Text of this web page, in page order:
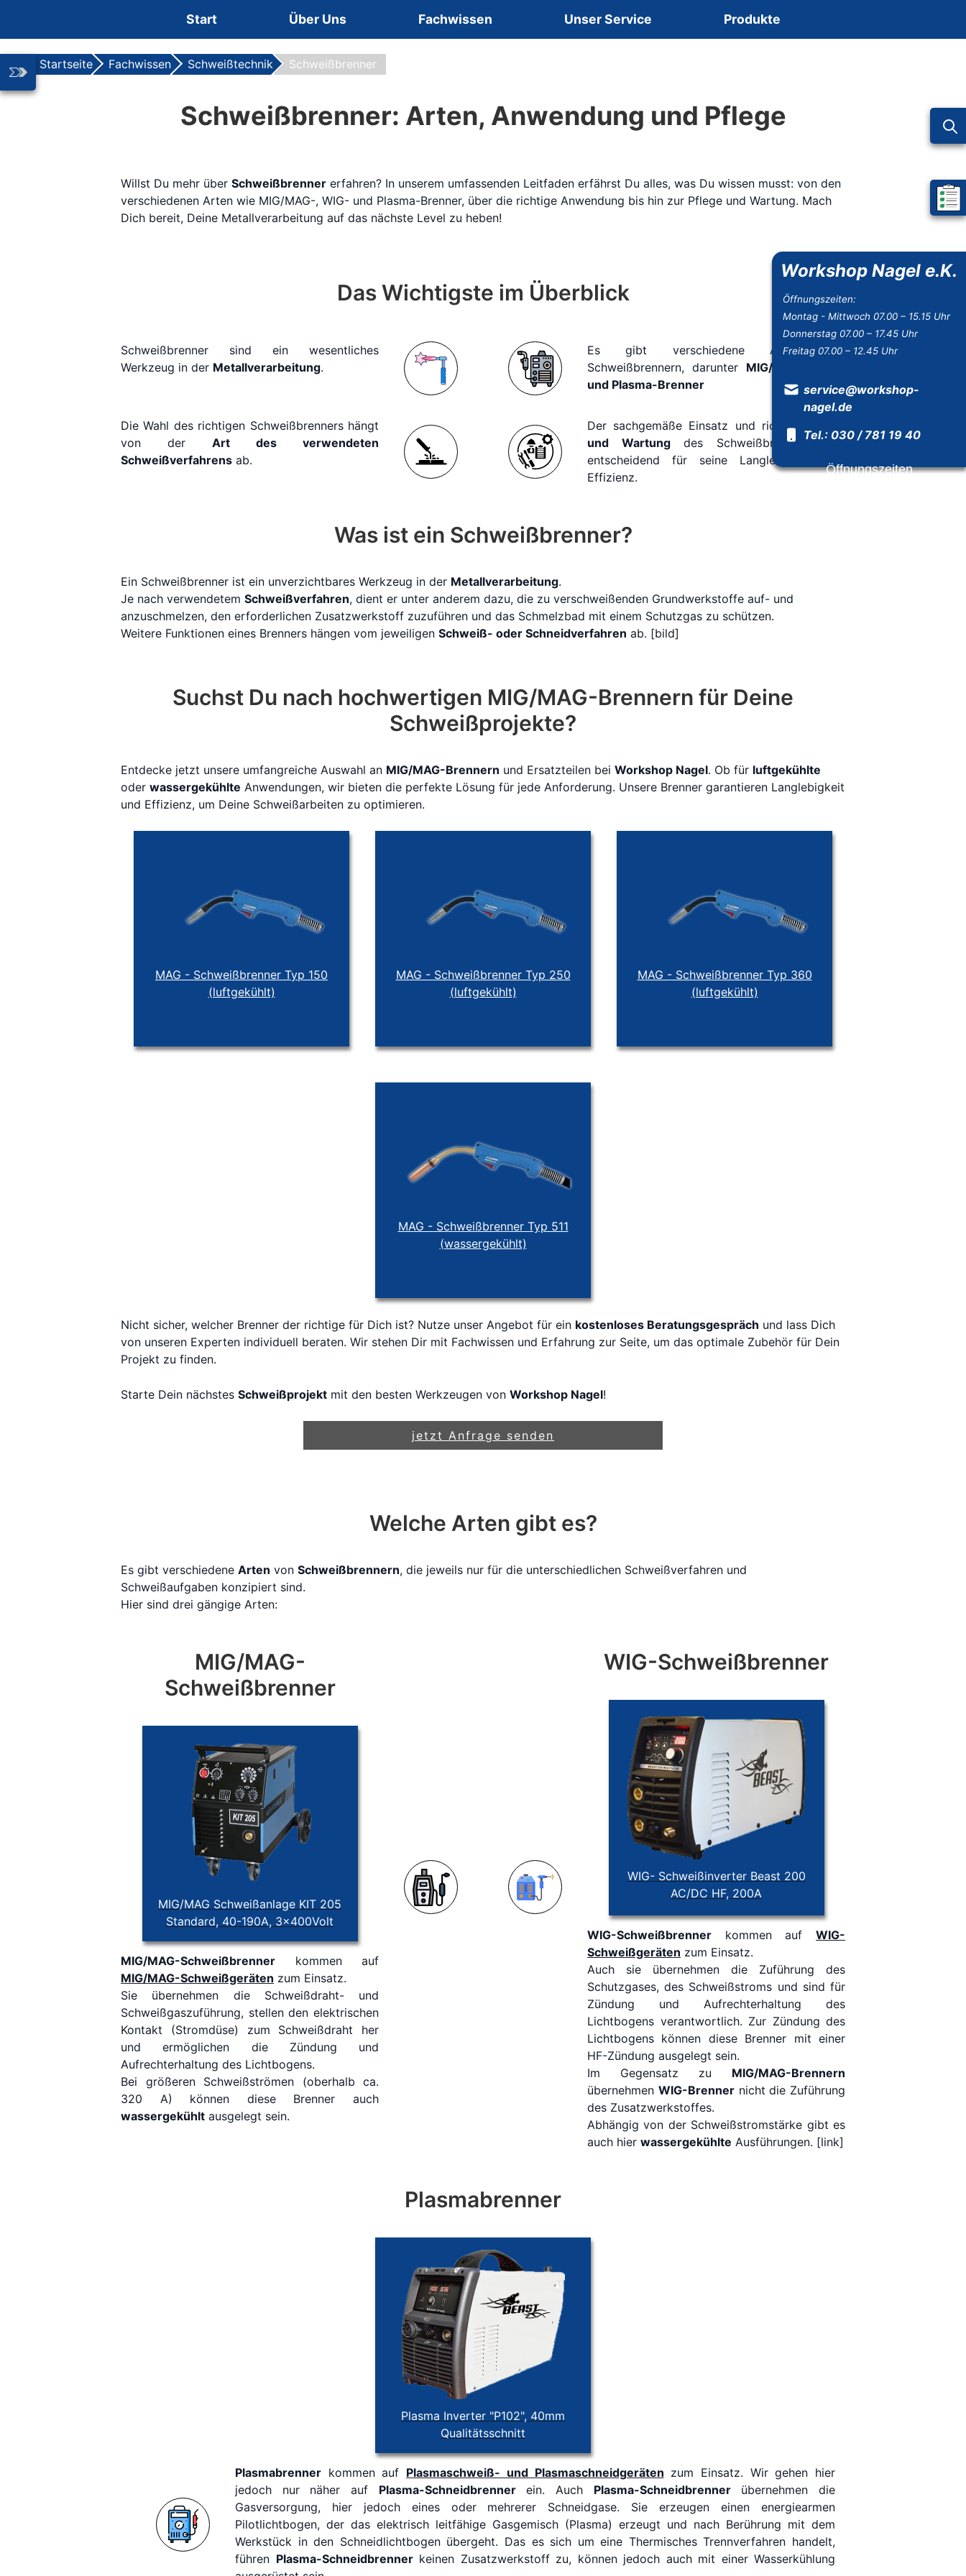
Start Über Uns Fachwissen Unser Service Produkte
Startseite Fachwissen Schweißtechnik Schweißbrenner
Mein
Workshop Nagel e.K.
Öffnungszeiten:
Montag - Mittwoch 07.00 – 15.15 Uhr
Donnerstag 07.00 – 17.45 Uhr
Freitag 07.00 – 12.45 Uhr
service@workshop-
nagel.de
Tel.: 030 / 781 19 40
Öffnungszeiten
Schweißbrenner: Arten, Anwendung und Pflege
Willst Du mehr über Schweißbrenner erfahren? In unserem umfassenden Leitfaden erfährst Du alles, was Du wissen musst: von den
verschiedenen Arten wie MIG/MAG-, WIG- und Plasma-Brenner, über die richtige Anwendung bis hin zur Pflege und Wartung. Mach
Dich bereit, Deine Metallverarbeitung auf das nächste Level zu heben!
Das Wichtigste im Überblick
Schweißbrenner sind ein wesentliches
Werkzeug in der Metallverarbeitung.
Es gibt verschiedene Arten von
Schweißbrennern, darunter MIG/MAG-, WIG-
und Plasma-Brenner
Die Wahl des richtigen Schweißbrenners hängt
von der Art des verwendeten
Schweißverfahrens ab.
Der sachgemäße Einsatz und richtige
und Wartungdes Schweißbrenners sind
entscheidend für seine Langlebigkeit und
Effizienz.
Was ist ein Schweißbrenner?
Ein Schweißbrenner ist ein unverzichtbares Werkzeug in der Metallverarbeitung.
Je nach verwendetem Schweißverfahren, dient er unter anderem dazu, die zu verschweißenden Grundwerkstoffe auf- und
anzuschmelzen, den erforderlichen Zusatzwerkstoff zuzuführen und das Schmelzbad mit einem Schutzgas zu schützen.
Weitere Funktionen eines Brenners hängen vom jeweiligen Schweiß- oder Schneidverfahren ab. [bild]
Suchst Du nach hochwertigen MIG/MAG-Brennern für Deine
Schweißprojekte?
Entdecke jetzt unsere umfangreiche Auswahl an MIG/MAG-Brennern und Ersatzteilen bei Workshop Nagel. Ob für luftgekühlte
oder wassergekühlte Anwendungen, wir bieten die perfekte Lösung für jede Anforderung. Unsere Brenner garantieren Langlebigkeit
und Effizienz, um Deine Schweißarbeiten zu optimieren.
MAG - Schweißbrenner Typ 150
(luftgekühlt)
MAG - Schweißbrenner Typ 250
(luftgekühlt)
MAG - Schweißbrenner Typ 360
(luftgekühlt)
MAG - Schweißbrenner Typ 511
(wassergekühlt)
Nicht sicher, welcher Brenner der richtige für Dich ist? Nutze unser Angebot für ein kostenloses Beratungsgespräch und lass Dich
von unseren Experten individuell beraten. Wir stehen Dir mit Fachwissen und Erfahrung zur Seite, um das optimale Zubehör für Dein
Projekt zu finden.
Starte Dein nächstes Schweißprojekt mit den besten Werkzeugen von Workshop Nagel!
jetzt Anfrage senden
Welche Arten gibt es?
Es gibt verschiedene Arten von Schweißbrennern, die jeweils nur für die unterschiedlichen Schweißverfahren und
Schweißaufgaben konzipiert sind.
Hier sind drei gängige Arten:
MIG/MAG-
Schweißbrenner
MIG/MAG Schweißanlage KIT 205
Standard, 40-190A, 3x400Volt
MIG/MAG-Schweißbrenner kommen auf
MIG/MAG-Schweißgeräten zum Einsatz.
Sie übernehmen die Schweißdraht- und
Schweißgaszuführung, stellen den elektrischen
Kontakt (Stromdüse) zum Schweißdraht her
und ermöglichen die Zündung und
Aufrechterhaltung des Lichtbogens.
Bei größeren Schweißströmen (oberhalb ca.
320 A) können diese Brenner auch
wassergekühlt ausgelegt sein.
WIG-Schweißbrenner
WIG- Schweißinverter Beast 200
AC/DC HF, 200A
WIG-Schweißbrenner kommen auf WIG-
Schweißgeräten zum Einsatz.
Auch sie übernehmen die Zuführung des
Schutzgases, des Schweißstroms und sind für
Zündung und Aufrechterhaltung des
Lichtbogens verantwortlich. Zur Zündung des
Lichtbogens können diese Brenner mit einer
HF-Zündung ausgelegt sein.
Im Gegensatz zu MIG/MAG-Brennern
übernehmen WIG-Brennernicht die Zuführung
des Zusatzwerkstoffes.
Abhängig von der Schweißstromstärke gibt es
auch hier wassergekühlte Ausführungen. [link]
Plasmabrenner
Plasma Inverter "P102", 40mm
Qualitätsschnitt
Plasmabrenner kommen auf Plasmaschweiß- und Plasmaschneidgeräten zum Einsatz. Wir gehen hier
jedoch nur näher auf Plasma-Schneidbrennerein. Auch Plasma-Schneidbrennerübernehmen die
Gasversorgung, hier jedoch eines oder mehrerer Schneidgase. Sie erzeugen einen energiearmen
Pilotlichtbogen, der das elektrisch leitfähige Gasgemisch (Plasma) erzeugt und nach Berührung mit dem
Werkstück in den Schneidlichtbogen übergeht. Das es sich um eine Thermisches Trennverfahren handelt,
führen Plasma-Schneidbrennerkeinen Zusatzwerkstoff zu, können jedoch auch mit einer Wasserkühlung